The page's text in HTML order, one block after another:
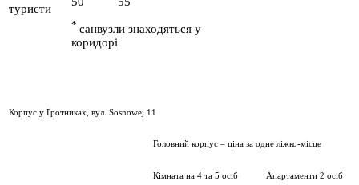
туристи
* санвузли знаходяться у
коридорі
Корпус у Ґротниках, вул. Sosnowej 11
Головний корпус – ціна за одне ліжко-місце
Кімната на 4 та 5 осіб Апартаменти 2 осіб